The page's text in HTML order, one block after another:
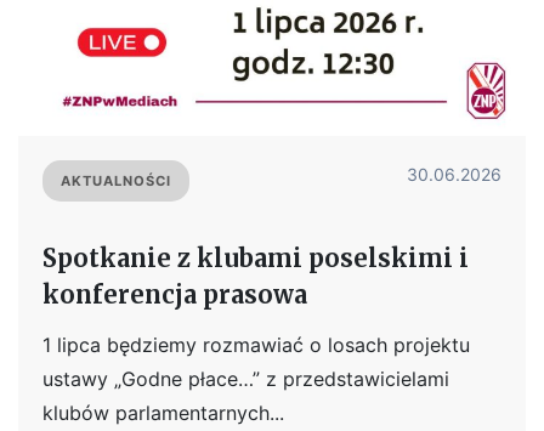
AKTUALNOŚCI 30.06.2026
Spotkanie z klubami poselskimi i
konferencja prasowa
1 lipca będziemy rozmawiać o losach projektu
ustawy „Godne płace…” z przedstawicielami
klubów parlamentarnych...